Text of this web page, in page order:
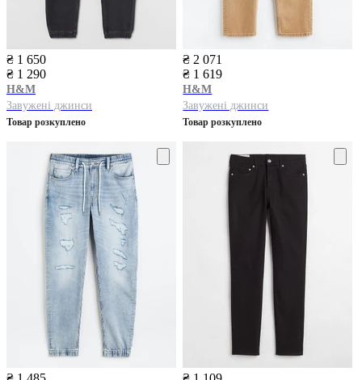
₴ 1 650
₴ 1 290
H&M
Завужені джинси
Товар розкуплено
₴ 2 071
₴ 1 619
H&M
Завужені джинси
Товар розкуплено